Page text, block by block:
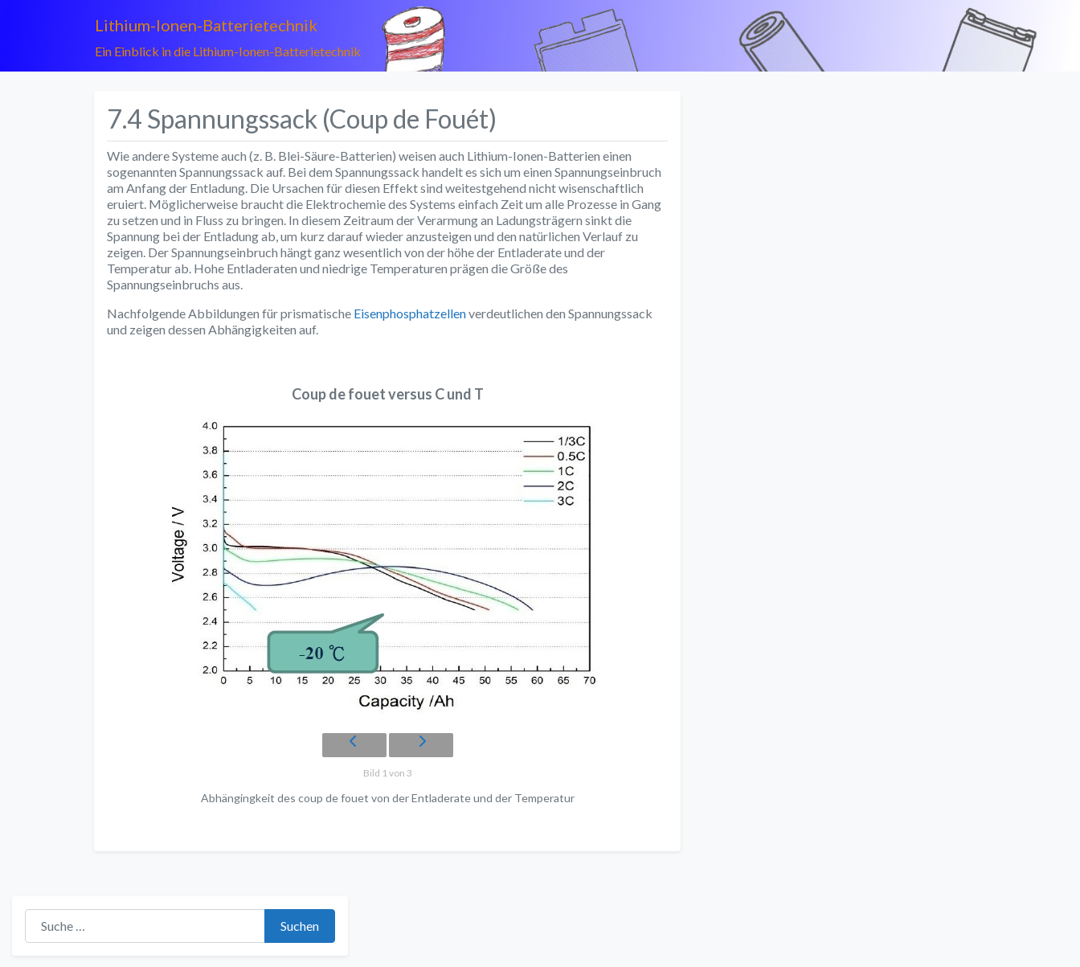
Lithium-Ionen-Batterietechnik
Ein Einblick in die Lithium-Ionen-Batterietechnik
7.4 Spannungssack (Coup de Fouét)
Wie andere Systeme auch (z. B. Blei-Säure-Batterien) weisen auch Lithium-Ionen-Batterien einen
sogenannten Spannungssack auf. Bei dem Spannungssack handelt es sich um einen Spannungseinbruch
am Anfang der Entladung. Die Ursachen für diesen Effekt sind weitestgehend nicht wisenschaftlich
eruiert. Möglicherweise braucht die Elektrochemie des Systems einfach Zeit um alle Prozesse in Gang
zu setzen und in Fluss zu bringen. In diesem Zeitraum der Verarmung an Ladungsträgern sinkt die
Spannung bei der Entladung ab, um kurz darauf wieder anzusteigen und den natürlichen Verlauf zu
zeigen. Der Spannungseinbruch hängt ganz wesentlich von der höhe der Entladerate und der
Temperatur ab. Hohe Entladeraten und niedrige Temperaturen prägen die Größe des
Spannungseinbruchs aus.
Nachfolgende Abbildungen für prismatische Eisenphosphatzellenverdeutlichen den Spannungssack
und zeigen dessen Abhängigkeiten auf.
Coup de fouet versus C und T
Bild 1 von 3
Abhängingkeit des coup de fouet von der Entladerate und der Temperatur
Suche nach:
Suchen